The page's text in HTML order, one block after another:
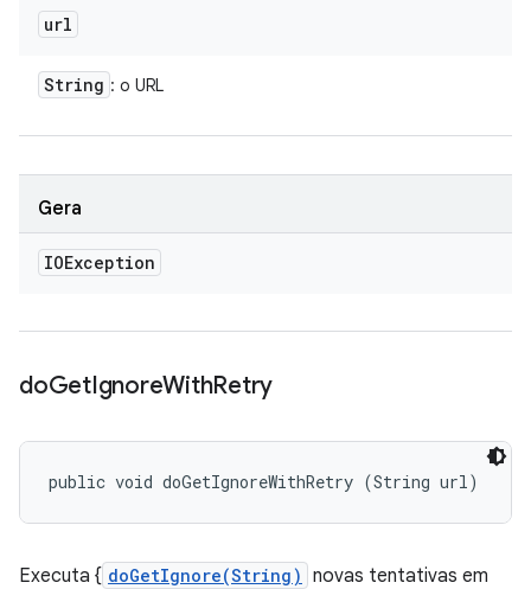
url
String : o URL
Gera
IOException
doGetIgnoreWithRetry
public void doGetIgnoreWithRetry (String url)
Executa { doGetIgnore(String) novas tentativas em